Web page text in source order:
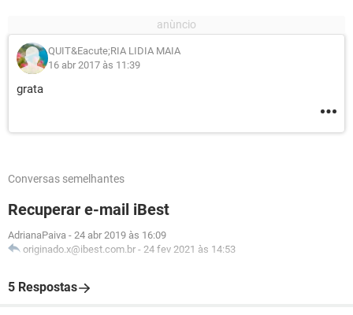
QUIT&Eacute;RIA LIDIA MAIA
16 abr 2017 às 11:39
grata
Conversas semelhantes
Recuperar e-mail iBest
AdrianaPaiva - 24 abr 2019 às 16:09
originado.x@ibest.com.br - 24 fev 2021 às 14:53
5 Respostas